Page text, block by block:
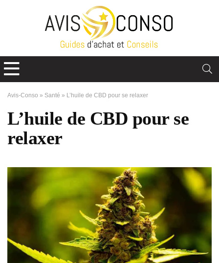
Avis-Conso » Santé » L’huile de CBD pour se relaxer
L’huile de CBD pour se
relaxer